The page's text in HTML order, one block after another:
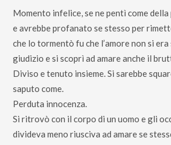
Momento infelice, se ne pentì come
e avrebbe profanato se stesso per
che lo tormentò fu che l’amore non si era
giudizio e si scoprì ad amare anche il
Diviso e tenuto insieme. Si sarebbe
saputo come.
Perduta innocenza.
Si ritrovò con il corpo di un uomo e gli
divideva meno riusciva ad amare se